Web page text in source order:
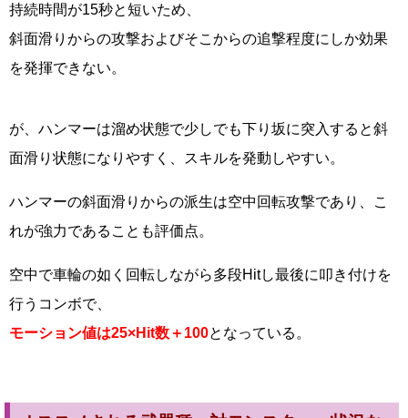
持続時間が15秒と短いため、
斜面滑りからの攻撃およびそこからの追撃程度にしか効果
を発揮できない。
が、ハンマーは溜め状態で少しでも下り坂に突入すると斜
面滑り状態になりやすく、スキルを発動しやすい。
ハンマーの斜面滑りからの派生は空中回転攻撃であり、こ
れが強力であることも評価点。
空中で車輪の如く回転しながら多段Hitし最後に叩き付けを
行うコンボで、
モーション値は25×Hit数＋100となっている。